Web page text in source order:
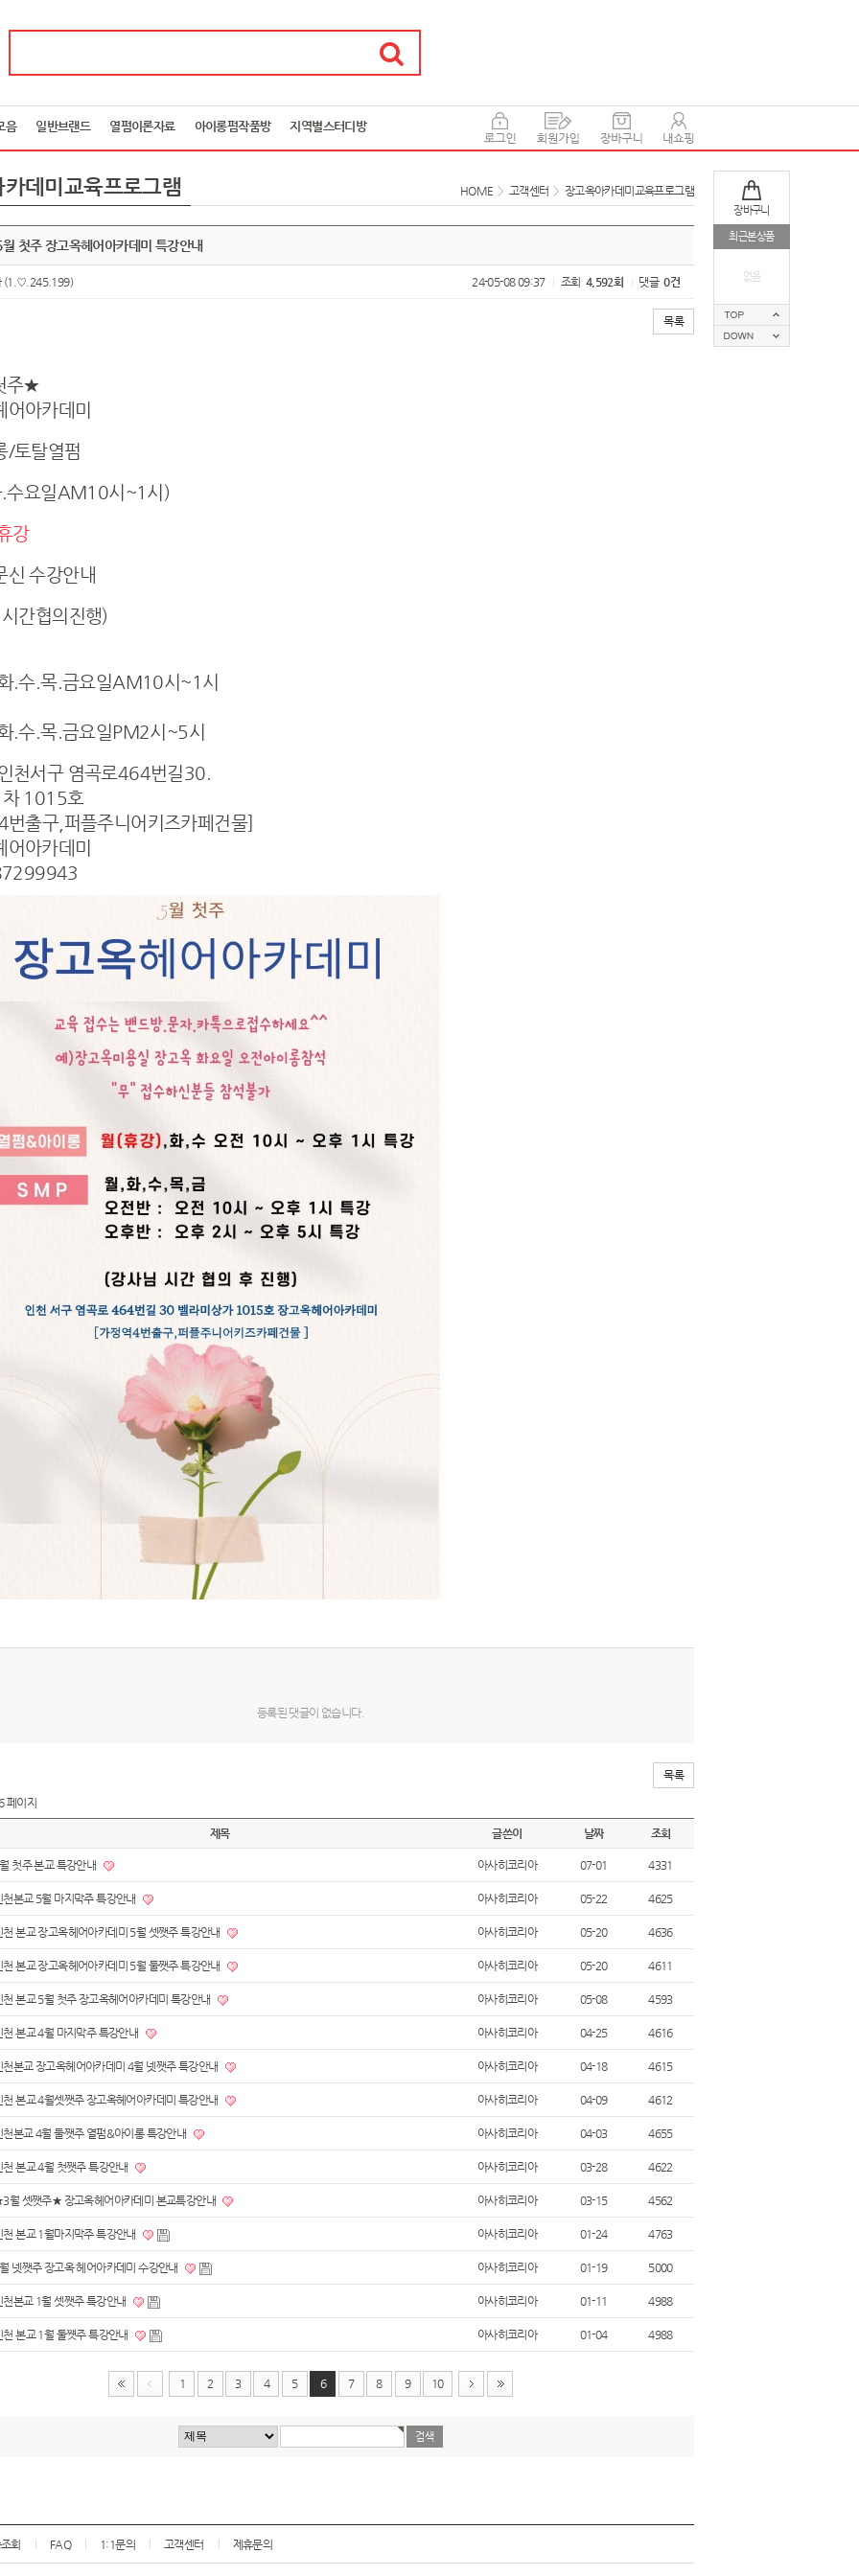
음 일반브랜드 열펌이론자료 아이롱펌작품방 지역별스터디방
장바구니
최근본상품
없음
데미교육프로그램 HOME > 고객센터 > 장고옥아카데미교육프로그램
첫주 장고옥헤어아카데미 특강안내
(1.♡.245.199) 24-05-08 09:37 조회 4,592회 댓글 0건
목록
주★
어아카데미
토탈열펌
.수요일AM10시~1시)
강
수강안내
간협의진행)
.수.목.금요일AM10시~1시
.수.목.금요일PM2시~5시
천서구 염곡로464번길30.
1015호
번출구,퍼플주니어키즈카페건물]
어아카데미
등록된 댓글이 없습니다.
목록
페이지
제목 글쓴이 날짜 조회
첫주 본교 특강안내 아사히코리아 07-01 4331
천본교 5월 마지막주 특강안내 아사히코리아 05-22 4625
천 본교 장고옥헤어아카데미 5월 셋쨋주 특강안내 아사히코리아 05-20 4636
천 본교 장고옥헤어아카데미 5월 둘쨋주 특강안내 아사히코리아 05-20 4611
천 본교 5월 첫주 장고옥헤어아카데미 특강안내 아사히코리아 05-08 4593
천 본교 4월 마지막주 특강안내 아사히코리아 04-25 4616
천본교 장고옥헤어아카데미 4월 넷쨋주 특강안내 아사히코리아 04-18 4615
천 본교 4월셋쨋주 장고옥헤어아카데미 특강안내 아사히코리아 04-09 4612
천본교 4월 둘쨋주 열펌&아이롱 특강안내 아사히코리아 04-03 4655
천 본교 4월 첫쨋주 특강안내 아사히코리아 03-28 4622
월 셋쨋주★ 장고옥헤어아카데미 본교특강안내 아사히코리아 03-15 4562
천 본교 1월마지막주 특강안내 아사히코리아 01-24 4763
넷쨋주 장고옥 헤어아카데미 수강안내 아사히코리아 01-19 5000
천본교 1월 셋쨋주 특강안내 아사히코리아 01-11 4988
천 본교 1월 둘쩃주 특강안내 아사히코리아 01-04 4988
1 2 3 4 5 6 7 8 9 10
회 FAQ 1:1문의 고객센터 제휴문의